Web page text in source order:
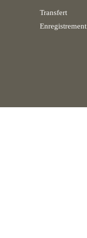
Transfert
Enregistrement